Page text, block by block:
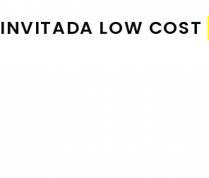
INVITADA LOW COST